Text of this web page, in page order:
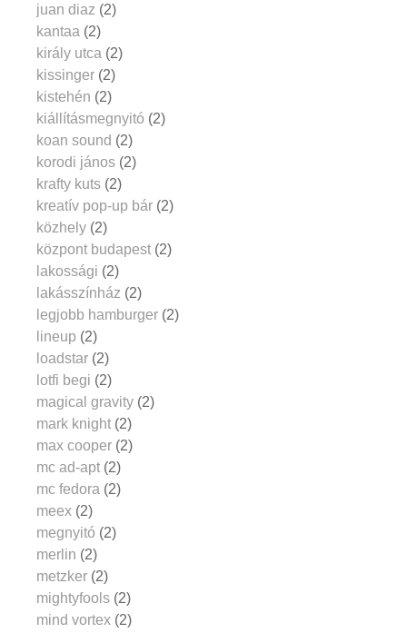
juan diaz (2)
kantaa (2)
király utca (2)
kissinger (2)
kistehén (2)
kiállításmegnyitó (2)
koan sound (2)
korodi jános (2)
krafty kuts (2)
kreatív pop-up bár (2)
közhely (2)
központ budapest (2)
lakossági (2)
lakásszínház (2)
legjobb hamburger (2)
lineup (2)
loadstar (2)
lotfi begi (2)
magical gravity (2)
mark knight (2)
max cooper (2)
mc ad-apt (2)
mc fedora (2)
meex (2)
megnyitó (2)
merlin (2)
metzker (2)
mightyfools (2)
mind vortex (2)